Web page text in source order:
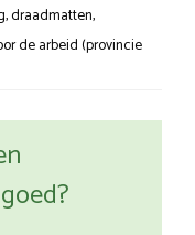
draadmatten,
de arbeid (provincie